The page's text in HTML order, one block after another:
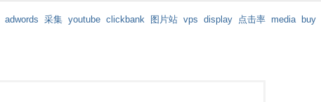
adwords 采集 youtube clickbank 图片站 vps display 点击率 media buy